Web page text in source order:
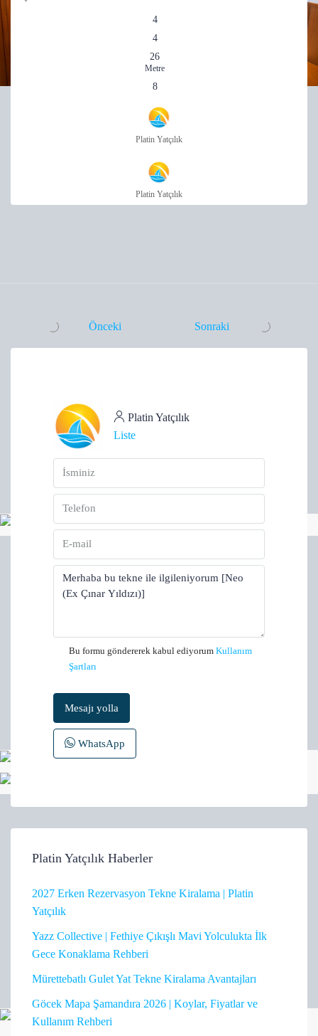
4
4
26
Metre
8
Platin Yatçılık
Platin Yatçılık
Önceki Sonraki
Platin Yatçılık
Liste
Bu formu göndererek kabul ediyorum Kullanım
Şartları
Mesajı yolla
WhatsApp
Platin Yatçılık Haberler
2027 Erken Rezervasyon Tekne Kiralama | Platin
Yatçılık
Yazz Collective | Fethiye Çıkışlı Mavi Yolculukta İlk
Gece Konaklama Rehberi
Mürettebatlı Gulet Yat Tekne Kiralama Avantajları
Göcek Mapa Şamandıra 2026 | Koylar, Fiyatlar ve
Kullanım Rehberi